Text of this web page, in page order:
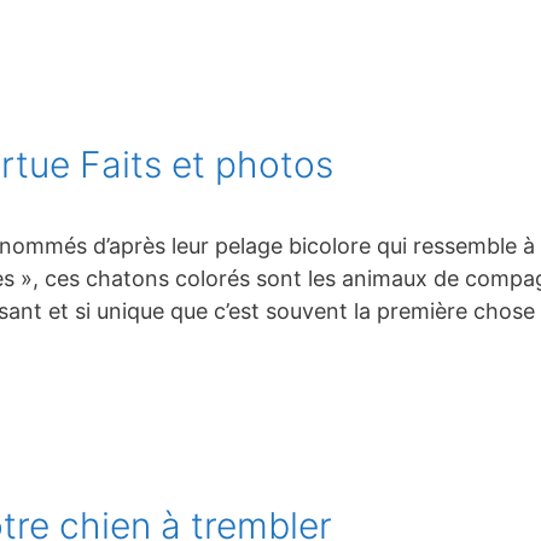
Faits et photos
d’après leur pelage bicolore qui ressemble
», ces chatons colorés sont les animaux de
et si unique que c’est souvent la première
chien à trembler